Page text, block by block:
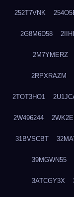
252T7VNK
2G8M6D58
2M7YMERZ
2RPXRAZM
2TOT3HO1
2W496244
31BVSCBT
39MGWN55
3ATCGY3X